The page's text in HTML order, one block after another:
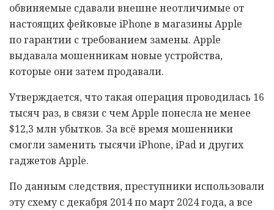
обвиняемые сдавали внешне неотличимые от
настоящих фейковые iPhone в магазины Apple
по гарантии с требованием замены. Apple
выдавала мошенникам новые устройства,
которые они затем продавали.
Утверждается, что такая операция проводилась 16
тысяч раз, в связи с чем Apple понесла не менее
$12,3 млн убытков. За всё время мошенники
смогли заменить тысячи iPhone, iPad и других
гаджетов Apple.
По данным следствия, преступники использовали
эту схему с декабря 2014 по март 2024 года, а все